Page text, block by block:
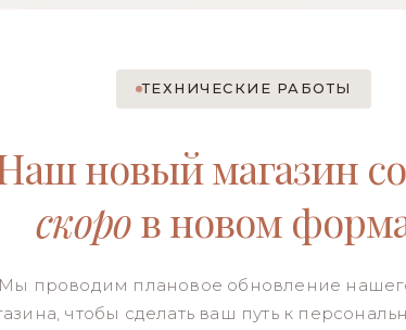
ТЕХНИЧЕСКИЕ РАБОТЫ
новый магазин
скоров новом
проводим плановое обновление
чтобы сделать ваш путь к